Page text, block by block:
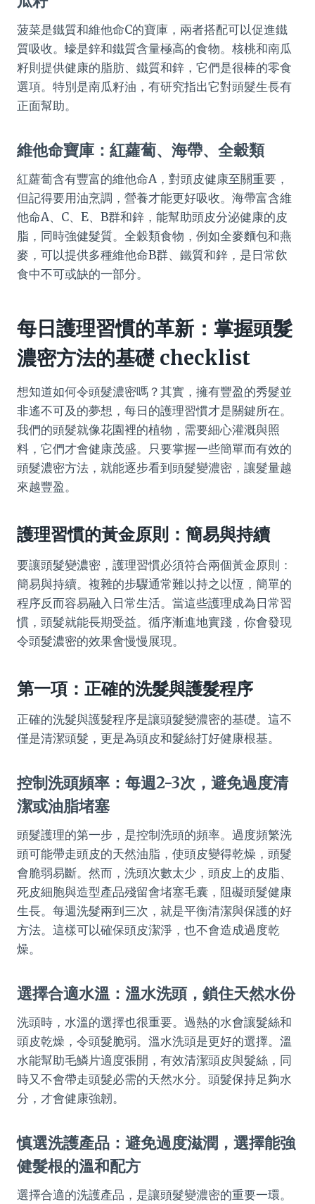
菠菜是鐵質和維他命C的寶庫，兩者搭配可以促進鐵
質吸收。蠔是鋅和鐵質含量極高的食物。核桃和南瓜
籽則提供健康的脂肪、鐵質和鋅，它們是很棒的零食
選項。特別是南瓜籽油，有研究指出它對頭髮生長有
正面幫助。
維他命寶庫：紅蘿蔔、海帶、全穀類
紅蘿蔔含有豐富的維他命A，對頭皮健康至關重要，
但記得要用油烹調，營養才能更好吸收。海帶富含維
他命A、C、E、B群和鋅，能幫助頭皮分泌健康的皮
脂，同時強健髮質。全穀類食物，例如全麥麵包和燕
麥，可以提供多種維他命B群、鐵質和鋅，是日常飲
食中不可或缺的一部分。
每日護理習慣的革新：掌握頭髮
濃密方法的基礎 checklist
想知道如何令頭髮濃密嗎？其實，擁有豐盈的秀髮並
非遙不可及的夢想，每日的護理習慣才是關鍵所在。
我們的頭髮就像花園裡的植物，需要細心灌溉與照
料，它們才會健康茂盛。只要掌握一些簡單而有效的
頭髮濃密方法，就能逐步看到頭髮變濃密，讓髮量越
來越豐盈。
護理習慣的黃金原則：簡易與持續
要讓頭髮變濃密，護理習慣必須符合兩個黃金原則：
簡易與持續。複雜的步驟通常難以持之以恆，簡單的
程序反而容易融入日常生活。當這些護理成為日常習
慣，頭髮就能長期受益。循序漸進地實踐，你會發現
令頭髮濃密的效果會慢慢展現。
第一項：正確的洗髮與護髮程序
正確的洗髮與護髮程序是讓頭髮變濃密的基礎。這不
僅是清潔頭髮，更是為頭皮和髮絲打好健康根基。
控制洗頭頻率：每週2-3次，避免過度清
潔或油脂堵塞
頭髮護理的第一步，是控制洗頭的頻率。過度頻繁洗
頭可能帶走頭皮的天然油脂，使頭皮變得乾燥，頭髮
會脆弱易斷。然而，洗頭次數太少，頭皮上的皮脂、
死皮細胞與造型產品殘留會堵塞毛囊，阻礙頭髮健康
生長。每週洗髮兩到三次，就是平衡清潔與保護的好
方法。這樣可以確保頭皮潔淨，也不會造成過度乾
燥。
選擇合適水溫：溫水洗頭，鎖住天然水份
洗頭時，水溫的選擇也很重要。過熱的水會讓髮絲和
頭皮乾燥，令頭髮脆弱。溫水洗頭是更好的選擇。溫
水能幫助毛鱗片適度張開，有效清潔頭皮與髮絲，同
時又不會帶走頭髮必需的天然水分。頭髮保持足夠水
分，才會健康強韌。
慎選洗護產品：避免過度滋潤，選擇能強
健髮根的溫和配方
選擇合適的洗護產品，是讓頭髮變濃密的重要一環。